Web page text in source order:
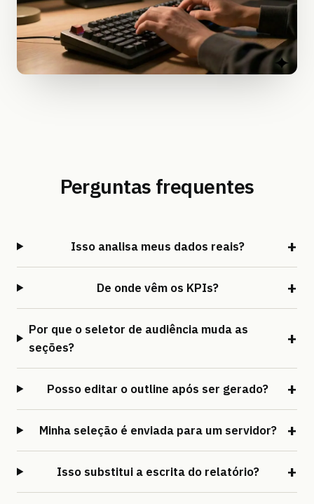
Perguntas frequentes
Isso analisa meus dados reais?
De onde vêm os KPIs?
Por que o seletor de audiência muda as
seções?
Posso editar o outline após ser gerado?
Minha seleção é enviada para um servidor?
Isso substitui a escrita do relatório?